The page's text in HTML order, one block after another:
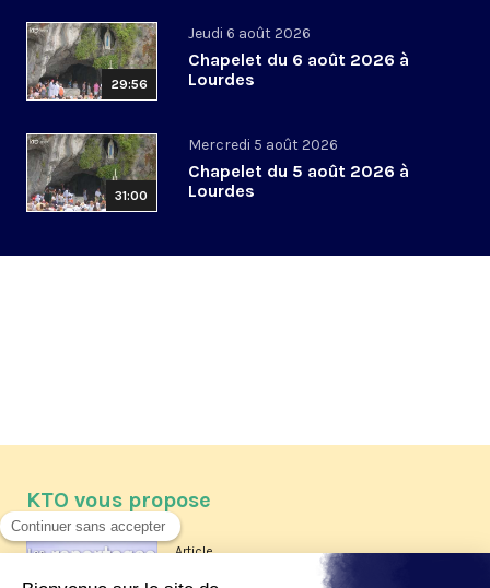
29:56
Jeudi 6 août 2026
Chapelet du 6 août 2026 à
Lourdes
31:00
Mercredi 5 août 2026
Chapelet du 5 août 2026 à
Lourdes
KTO vous propose
Article
Les reportages d'été 2026 de KTO